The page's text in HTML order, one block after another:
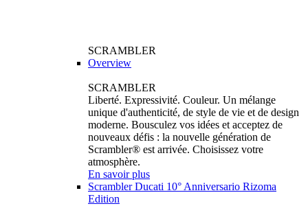
SCRAMBLER
Overview
SCRAMBLER
Liberté. Expressivité. Couleur. Un mélange
unique d'authenticité, de style de vie et de design
moderne. Bousculez vos idées et acceptez de
nouveaux défis : la nouvelle génération de
Scrambler® est arrivée. Choisissez votre
atmosphère.
En savoir plus
Scrambler Ducati 10° Anniversario Rizoma
Edition